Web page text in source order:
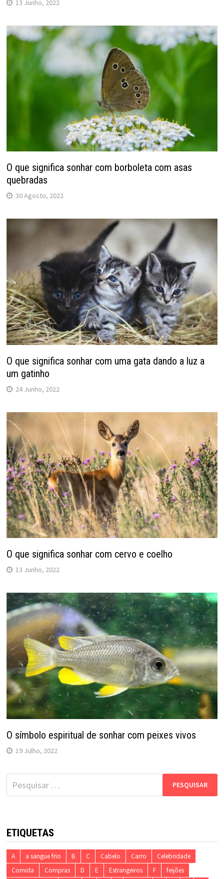
13 Junho, 2022
O que significa sonhar com borboleta com asas
quebradas
30 Agosto, 2022
O que significa sonhar com uma gata dando a luz a
um gatinho
24 Junho, 2022
O que significa sonhar com cervo e coelho
13 Junho, 2022
O símbolo espiritual de sonhar com peixes vivos
19 Julho, 2022
Pesquisar
por:
ETIQUETAS
A a sangue frio B C Cabelo Carro
Celebridade
Comida
Compras D E Estrangeiros F
feijões